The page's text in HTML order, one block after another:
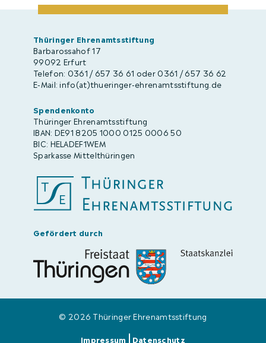
Thüringer Ehrenamtsstiftung
Barbarossahof 17
99092 Erfurt
Telefon: 0361 / 657 36 61 oder 0361 / 657 36 62
E-Mail: info(at)thueringer-ehrenamtsstiftung.de
Spendenkonto
Thüringer Ehrenamtsstiftung
IBAN: DE91 8205 1000 0125 0006 50
BIC: HELADEF1WEM
Sparkasse Mittelthüringen
Gefördert durch
© 2026 Thüringer Ehrenamtsstiftung
Impressum Datenschutz